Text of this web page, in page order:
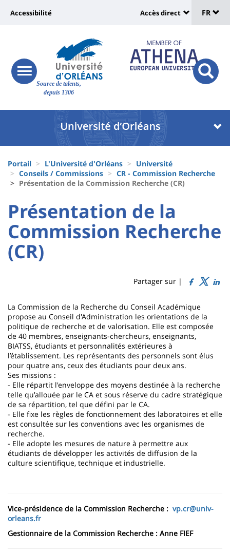
Site
Source de talents,
depuis 1306
Université
Recherche
responsive
menu
button
Université
vers
page
accessibilité
Accessibilité
:
Shortcut
links
Accès direct
de
FR
Université
Block
liste
des
composantes
d'Ariane
Portail L'Université d'Orléans
Université
Conseils / Commissions
CR - Commission Recherche
Présentation de la Commission Recherche (CR)
University
:
Sidebar
University
:
Main
content
Titre
de
Présentation de la
Commission Recherche
(CR)
Partager sur |
Contenu
de
la
page
principale
La Commission de la Recherche du Conseil Académique
propose au Conseil d'Administration les orientations de la
politique de recherche et de valorisation. Elle est composée
de 40 membres, enseignants-chercheurs, enseignants,
BIATSS, étudiants et personnalités extérieures à
l’établissement. Les représentants des personnels sont élus
pour quatre ans, ceux des étudiants pour deux ans.
Ses missions :
- Elle répartit l'enveloppe des moyens destinée à la recherche
telle qu'allouée par le CA et sous réserve du cadre stratégique
de sa répartition, tel que défini par le CA.
- Elle fixe les règles de fonctionnement des laboratoires et elle
est consultée sur les conventions avec les organismes de
recherche.
- Elle adopte les mesures de nature à permettre aux
étudiants de développer les activités de diffusion de la
culture scientifique, technique et industrielle.
Vice-présidence de la Commission Recherche : vp.cr@univ-
orleans.fr
Gestionnaire de la Commission Recherche : Anne FIEF